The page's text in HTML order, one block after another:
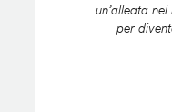
un’alleata
per